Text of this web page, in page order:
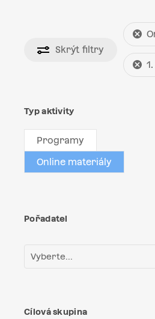
Skrýt filtry
Typ aktivity
Programy
Online materiály
Pořadatel
Vyberte...
Cílová skupina